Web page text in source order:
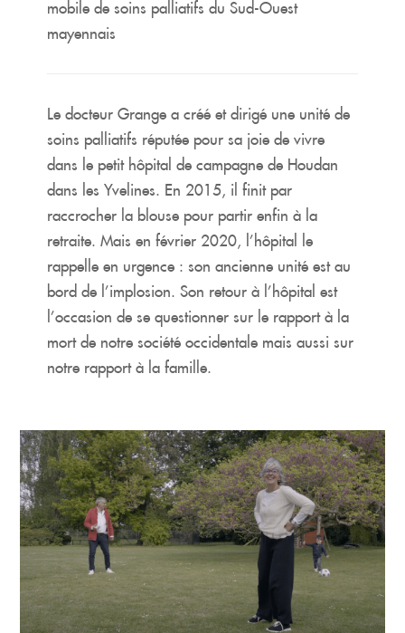
mobile de soins palliatifs du Sud-Ouest
mayennais
Le docteur Grange a créé et dirigé une unité de
soins palliatifs réputée pour sa joie de vivre
dans le petit hôpital de campagne de Houdan
dans les Yvelines. En 2015, il finit par
raccrocher la blouse pour partir enfin à la
retraite. Mais en février 2020, l’hôpital le
rappelle en urgence : son ancienne unité est au
bord de l’implosion. Son retour à l’hôpital est
l’occasion de se questionner sur le rapport à la
mort de notre société occidentale mais aussi sur
notre rapport à la famille.